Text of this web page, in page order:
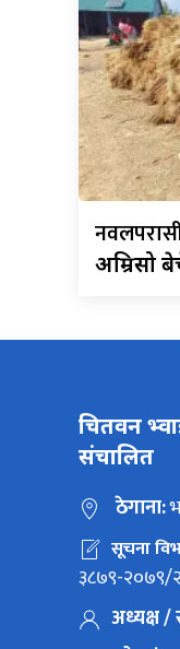
अम्रिसो
चितवन
संचालित
ठेगाना:
सूचना
३८७९-२०७९/
अध्यक्ष /